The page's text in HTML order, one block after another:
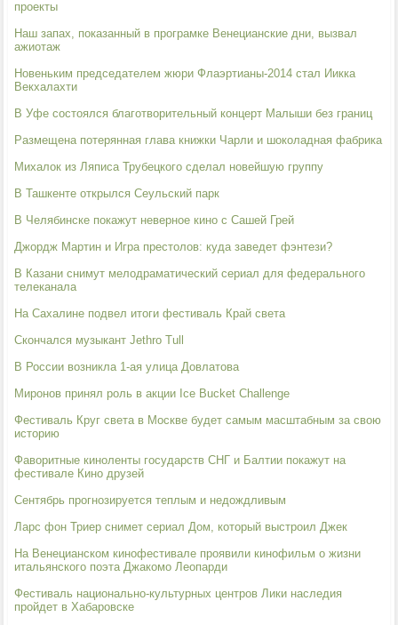
проекты
Наш запах, показанный в програмке Венецианские дни, вызвал
ажиотаж
Новеньким председателем жюри Флаэртианы-2014 стал Иикка
Векхалахти
В Уфе состоялся благотворительный концерт Малыши без границ
Размещена потерянная глава книжки Чарли и шоколадная фабрика
Михалок из Ляписа Трубецкого сделал новейшую группу
В Ташкенте открылся Сеульский парк
В Челябинске покажут неверное кино с Сашей Грей
Джордж Мартин и Игра престолов: куда заведет фэнтези?
В Казани снимут мелодраматический сериал для федерального
телеканала
На Сахалине подвел итоги фестиваль Край света
Скончался музыкант Jethro Tull
В России возникла 1-ая улица Довлатова
Миронов принял роль в акции Ice Bucket Challenge
Фестиваль Круг света в Москве будет самым масштабным за свою
историю
Фаворитные киноленты государств СНГ и Балтии покажут на
фестивале Кино друзей
Сентябрь прогнозируется теплым и недождливым
Ларс фон Триер снимет сериал Дом, который выстроил Джек
На Венецианском кинофестивале проявили кинофильм о жизни
итальянского поэта Джакомо Леопарди
Фестиваль национально-культурных центров Лики наследия
пройдет в Хабаровске